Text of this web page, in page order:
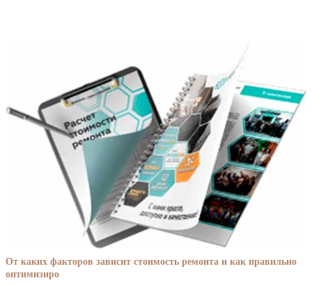
От каких факторов зависит стоимость ремонта и как правильно
оптимизиро